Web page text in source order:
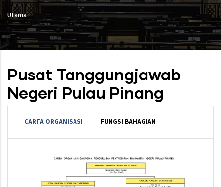
Utama
Pusat Tanggungjawab
Negeri Pulau Pinang
CARTA ORGANISASI FUNGSI BAHAGIAN